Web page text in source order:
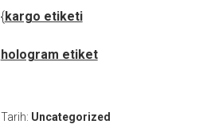
{kargo etiketi
hologram etiket
Tarih: Uncategorized